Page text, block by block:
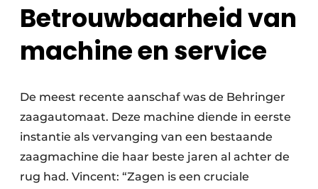
Betrouwbaarheid van
machine en service
De meest recente aanschaf was de Behringer
zaagautomaat. Deze machine diende in eerste
instantie als vervanging van een bestaande
zaagmachine die haar beste jaren al achter de
rug had. Vincent: “Zagen is een cruciale